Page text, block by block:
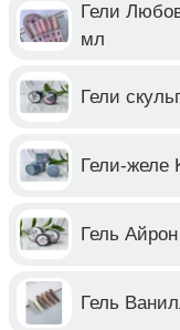
Гели
мл
Гели
Гели-желе
Гель
Гель